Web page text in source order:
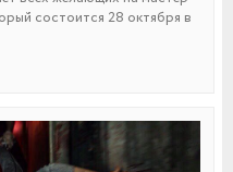
состоится 28 октября в